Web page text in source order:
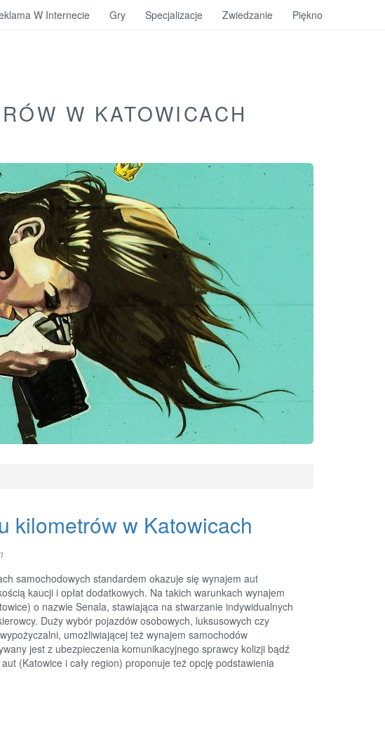
W KATOWICACH
kilometrów w Katowicach
samochodowych standardem okazuje się wynajem aut
kaucji i opłat dodatkowych. Na takich warunkach wynajem
o nazwie Senala, stawiająca na stwarzanie indywidualnych
Duży wybór pojazdów osobowych, luksusowych czy
umożliwiającej też wynajem samochodów
jest z ubezpieczenia komunikacyjnego sprawcy kolizji bądź
(Katowice i cały region) proponuje też opcję podstawienia
W Internecie Gry Specjalizacje Zwiedzanie Piękno